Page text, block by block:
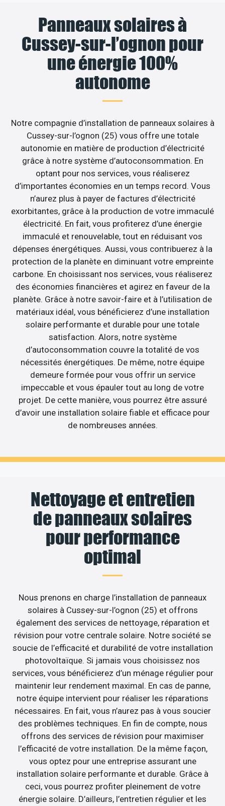
Panneaux solaires à
Cussey-sur-l’ognon pour
une énergie 100%
autonome
Notre compagnie d’installation de panneaux solaires à
Cussey-sur-l’ognon (25) vous offre une totale
autonomie en matière de production d’électricité
grâce à notre système d’autoconsommation. En
optant pour nos services, vous réaliserez
d’importantes économies en un temps record. Vous
n’aurez plus à payer de factures d’électricité
exorbitantes, grâce à la production de votre immaculé
électricité. En fait, vous profiterez d’une énergie
immaculé et renouvelable, tout en réduisant vos
dépenses énergétiques. Aussi, vous contribuerez à la
protection de la planète en diminuant votre empreinte
carbone. En choisissant nos services, vous réaliserez
des économies financières et agirez en faveur de la
planète. Grâce à notre savoir-faire et à l’utilisation de
matériaux idéal, vous bénéficierez d’une installation
solaire performante et durable pour une totale
satisfaction. Alors, notre système
d’autoconsommation couvre la totalité de vos
nécessités énergétiques. De même, notre équipe
demeure formée pour vous offrir un service
impeccable et vous épauler tout au long de votre
projet. De cette manière, vous pourrez être assuré
d’avoir une installation solaire fiable et efficace pour
de nombreuses années.
Nettoyage et entretien
de panneaux solaires
pour performance
optimal
Nous prenons en charge l’installation de panneaux
solaires à Cussey-sur-l’ognon (25) et offrons
également des services de nettoyage, réparation et
révision pour votre centrale solaire. Notre société se
soucie de l’efficacité et durabilité de votre installation
photovoltaïque. Si jamais vous choisissez nos
services, vous bénéficierez d’un ménage régulier pour
maintenir leur rendement maximal. En cas de panne,
notre équipe intervient pour réaliser les réparations
nécessaires. En fait, vous n’aurez pas à vous soucier
des problèmes techniques. En fin de compte, nous
offrons des services de révision pour maximiser
l’efficacité de votre installation. De la même façon,
vous optez pour une entreprise assurant une
installation solaire performante et durable. Grâce à
ceci, vous pourrez profiter pleinement de votre
énergie solaire. D’ailleurs, l’entretien régulier et les